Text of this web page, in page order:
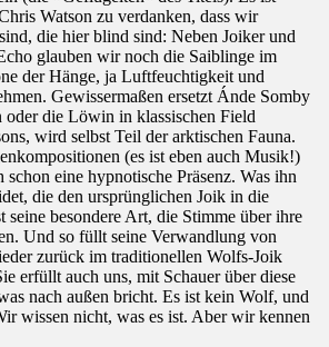
Watson zu verdanken, dass wir
die hier blind sind: Neben Joiker und
glauben wir noch die Saiblinge im
der Hänge, ja Luftfeuchtigkeit und
Gewissermaßen ersetzt Ánde Somby
oder die Löwin in klassischen Field
wird selbst Teil der arktischen Fauna.
(es ist eben auch Musik!)
eine hypnotische Präsenz. Was ihn
die den ursprünglichen Joik in die
seine besondere Art, die Stimme über ihre
Und so füllt seine Verwandlung von
zurück im traditionellen Wolfs-Joik
erfüllt auch uns, mit Schauer über diese
nach außen bricht. Es ist kein Wolf, und
wissen nicht, was es ist. Aber wir kennen